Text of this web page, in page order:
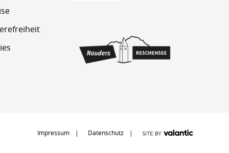
Impressum Datenschutz